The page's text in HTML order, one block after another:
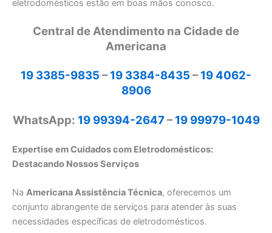
eletrodomésticos estão em boas mãos conosco.
Central de Atendimento na Cidade de
Americana
19 3385-9835 –19 3384-8435 –19 4062-
8906
WhatsApp: 19 99394-2647–19 99979-1049
Expertise em Cuidados com Eletrodomésticos:
Destacando Nossos Serviços
Na Americana Assistência Técnica, oferecemos um
conjunto abrangente de serviços para atender às suas
necessidades específicas de eletrodomésticos.